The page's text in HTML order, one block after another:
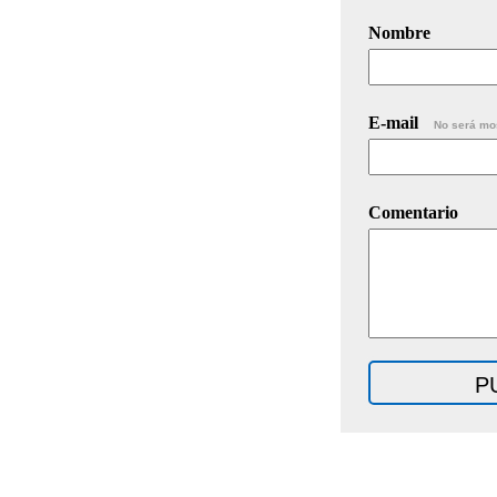
Nombre
E-mail No será
Comentario